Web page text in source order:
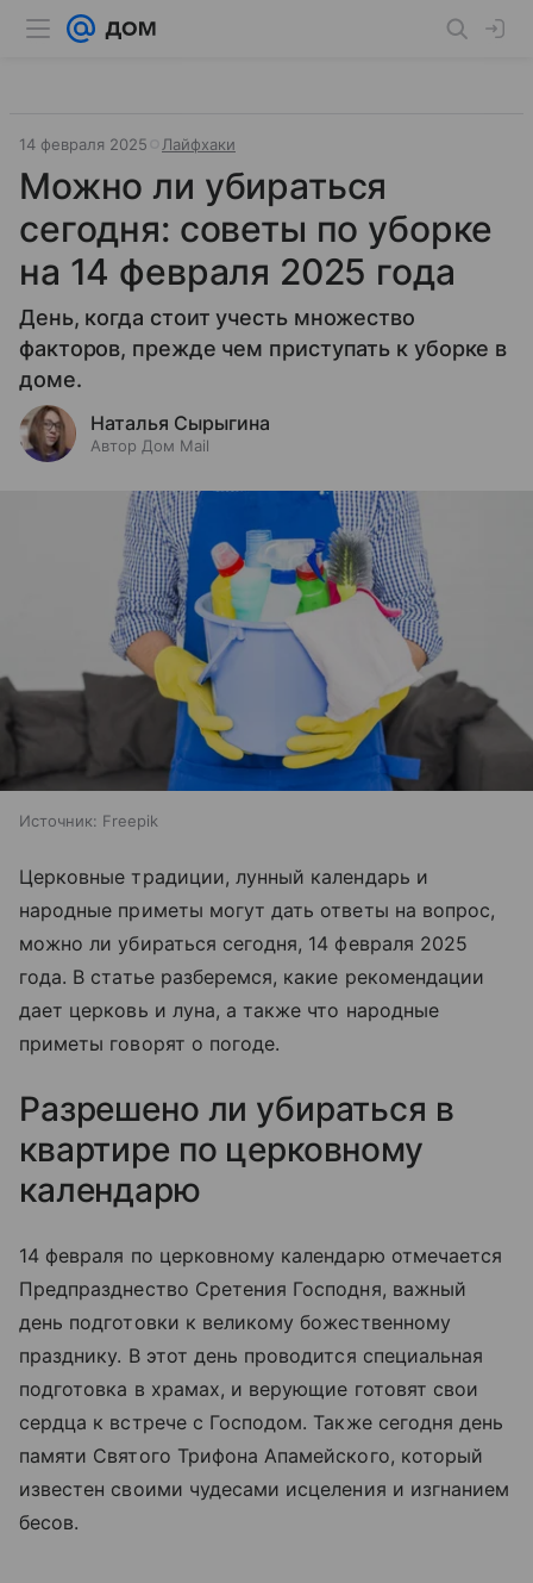
14 февраля 2025 Лайфхаки
Можно ли убираться
сегодня: советы по уборке
на 14 февраля 2025 года
День, когда стоит учесть множество
факторов, прежде чем приступать к уборке в
доме.
Наталья Сырыгина
Автор Дом Mail
Источник: Freepik
Церковные традиции, лунный календарь и
народные приметы могут дать ответы на вопрос,
можно ли убираться сегодня, 14 февраля 2025
года. В статье разберемся, какие рекомендации
дает церковь и луна, а также что народные
приметы говорят о погоде.
Разрешено ли убираться в
квартире по церковному
календарю
14 февраля по церковному календарю отмечается
Предпразднество Сретения Господня, важный
день подготовки к великому божественному
празднику. В этот день проводится специальная
подготовка в храмах, и верующие готовят свои
сердца к встрече с Господом. Также сегодня день
памяти Святого Трифона Апамейского, который
известен своими чудесами исцеления и изгнанием
бесов.